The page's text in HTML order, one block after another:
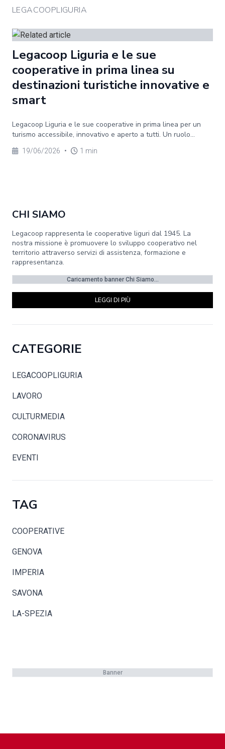
LEGACOOPLIGURIA
Legacoop Liguria e le sue
cooperative in prima linea su
destinazioni turistiche innovative e
smart
Legacoop Liguria e le sue cooperative in prima linea per un
turismo accessibile, innovativo e aperto a tutti. Un ruolo...
19/06/2026 • 1 min
CHI SIAMO
Legacoop rappresenta le cooperative liguri dal 1945. La
nostra missione è promuovere lo sviluppo cooperativo nel
territorio attraverso servizi di assistenza, formazione e
rappresentanza.
Caricamento banner Chi Siamo...
LEGGI DI PIÙ
CATEGORIE
LEGACOOPLIGURIA
LAVORO
CULTURMEDIA
CORONAVIRUS
EVENTI
TAG
COOPERATIVE
GENOVA
IMPERIA
SAVONA
LA-SPEZIA
Banner